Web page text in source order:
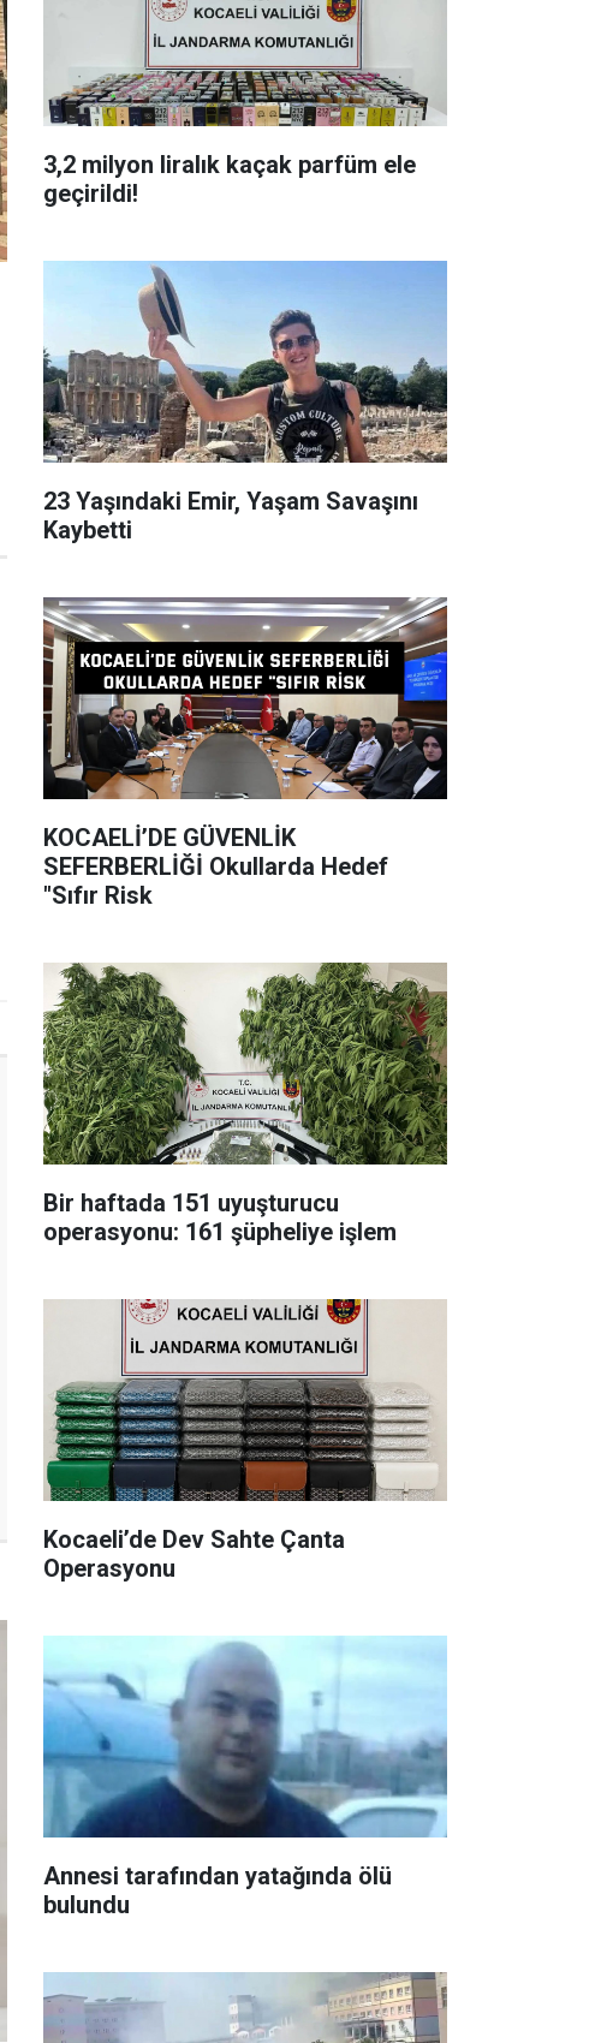
3,2 milyon liralık kaçak parfüm ele
geçirildi!
23 Yaşındaki Emir, Yaşam Savaşını
Kaybetti
KOCAELİ’DE GÜVENLİK
SEFERBERLİĞİ Okullarda Hedef
"Sıfır Risk
Bir haftada 151 uyuşturucu
operasyonu: 161 şüpheliye işlem
Kocaeli’de Dev Sahte Çanta
Operasyonu
Annesi tarafından yatağında ölü
bulundu